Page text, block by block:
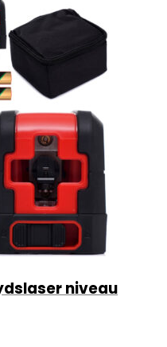
niveau